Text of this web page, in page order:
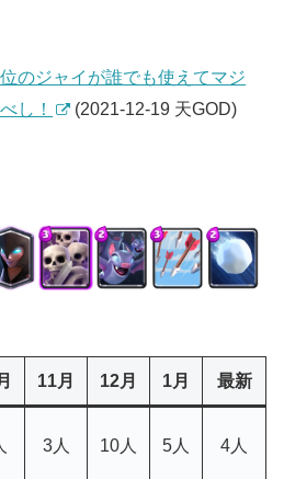
のジャイが誰でも使えてマジ
し！
(2021-12-19 天GOD)
11月 12月 1月 最新
3人 10人 5人 4人